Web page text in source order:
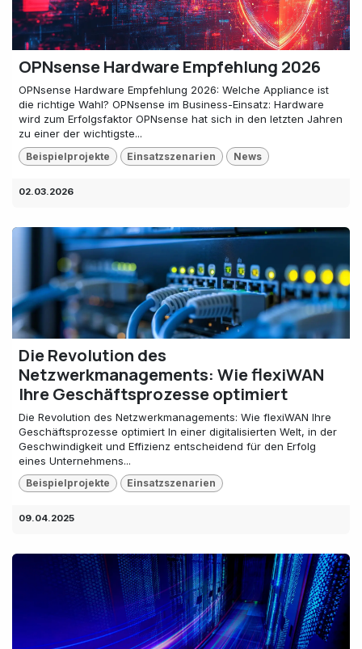
OPNsense Hardware Empfehlung 2026
OPNsense Hardware Empfehlung 2026: Welche Appliance ist
die richtige Wahl? OPNsense im Business-Einsatz: Hardware
wird zum Erfolgsfaktor OPNsense hat sich in den letzten Jahren
zu einer der wichtigste...
Beispielprojekte Einsatzszenarien News
02.03.2026
Die Revolution des
Netzwerkmanagements: Wie flexiWAN
Ihre Geschäftsprozesse optimiert
Die Revolution des Netzwerkmanagements: Wie flexiWAN Ihre
Geschäftsprozesse optimiert In einer digitalisierten Welt, in der
Geschwindigkeit und Effizienz entscheidend für den Erfolg
eines Unternehmens...
Beispielprojekte Einsatzszenarien
09.04.2025